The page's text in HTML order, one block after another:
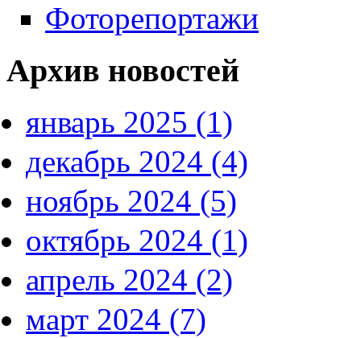
Фоторепортажи
Архив новостей
январь 2025 (1)
декабрь 2024 (4)
ноябрь 2024 (5)
октябрь 2024 (1)
апрель 2024 (2)
март 2024 (7)